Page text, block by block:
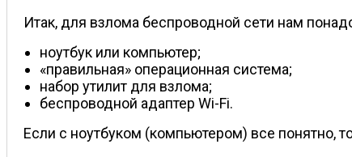
Итак, для взлома беспроводной сети нам
ноутбук или компьютер;
«правильная» операционная система;
набор утилит для взлома;
беспроводной адаптер Wi-Fi.
Если с ноутбуком (компьютером) все понятно,